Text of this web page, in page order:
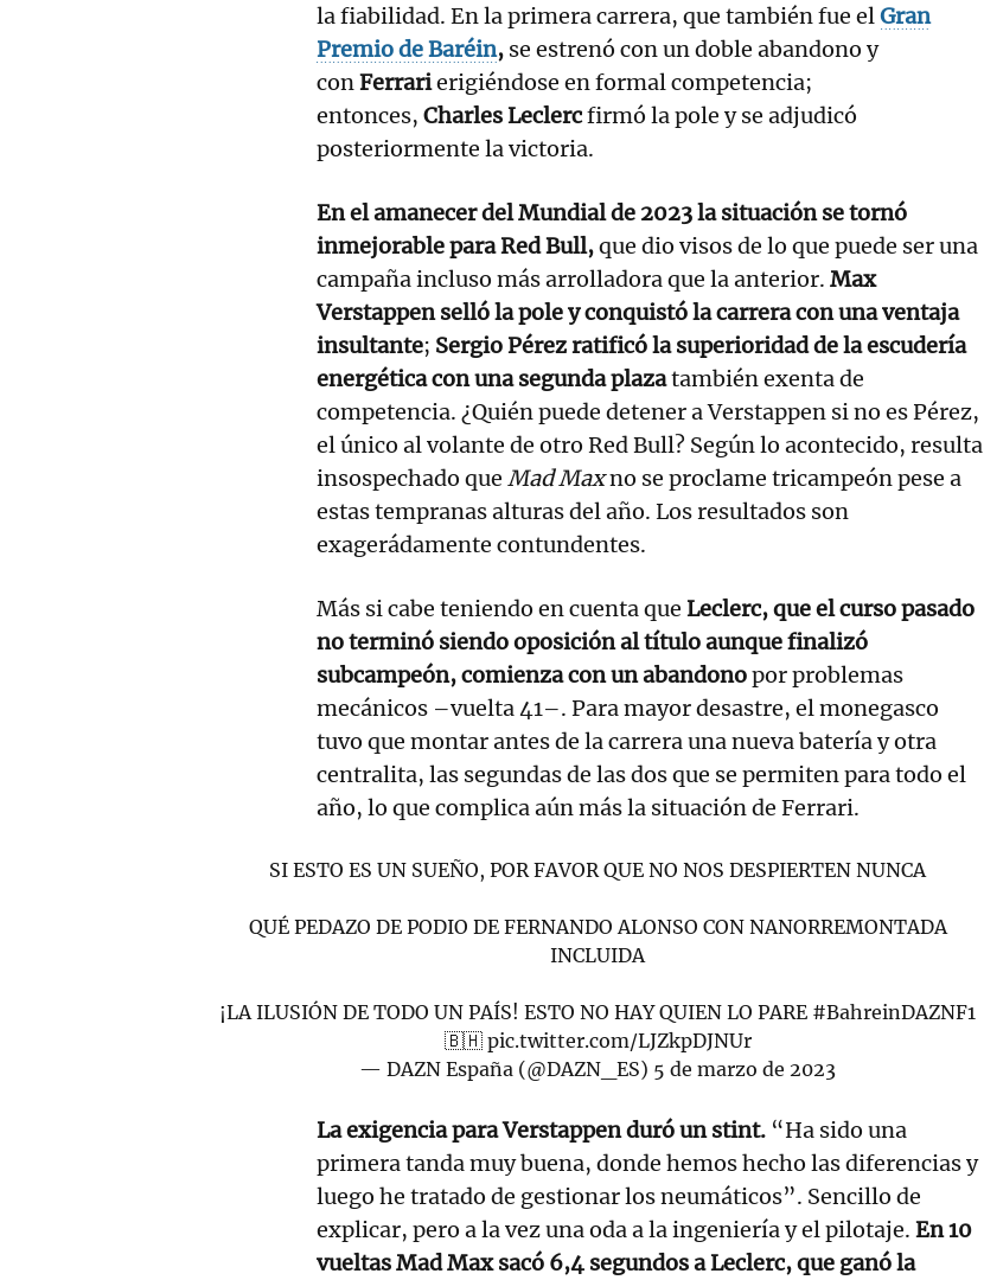
la fiabilidad. En la primera carrera, que también fue elGran
Premio de Baréin, se estrenó con un doble abandono y
conFerrarierigiéndose en formal competencia;
entonces, Charles Leclercfirmó la pole y se adjudicó
posteriormente la victoria.
En el amanecer del Mundial de 2023 la situación se tornó
inmejorable para Red Bull,que dio visos de lo que puede ser una
campaña incluso más arrolladora que la anterior. Max
Verstappen selló la pole y conquistó la carrera con una ventaja
insultante; Sergio Pérez ratificó la superioridad de la escudería
energética con una segunda plazatambién exenta de
competencia. ¿Quién puede detener a Verstappen si no es Pérez,
el único al volante de otro Red Bull? Según lo acontecido, resulta
insospechado que Mad Maxno se proclame tricampeón pese a
estas tempranas alturas del año. Los resultados son
exagerádamente contundentes.
Más si cabe teniendo en cuenta que Leclerc, que el curso pasado
no terminó siendo oposición al título aunque finalizó
subcampeón, comienza con un abandonopor problemas
mecánicos –vuelta 41–. Para mayor desastre, el monegasco
tuvo que montar antes de la carrera una nueva batería y otra
centralita, las segundas de las dos que se permiten para todo el
año, lo que complica aún más la situación de Ferrari.
SI ESTO ES UN SUEÑO, POR FAVOR QUE NO NOS DESPIERTEN NUNCA
QUÉ PEDAZO DE PODIO DE FERNANDO ALONSO CON NANORREMONTADA
INCLUIDA
¡LA ILUSIÓN DE TODO UN PAÍS! ESTO NO HAY QUIEN LO PARE #BahreinDAZNF1
🇧🇭 pic.twitter.com/LJZkpDJNUr
— DAZN España (@DAZN_ES) 5 de marzo de 2023
La exigencia para Verstappen duró un stint. “Ha sido una
primera tanda muy buena, donde hemos hecho las diferencias y
luego he tratado de gestionar los neumáticos”. Sencillo de
explicar, pero a la vez una oda a la ingeniería y el pilotaje. En 10
vueltas Mad Max sacó 6,4 segundos a Leclerc, que ganó la